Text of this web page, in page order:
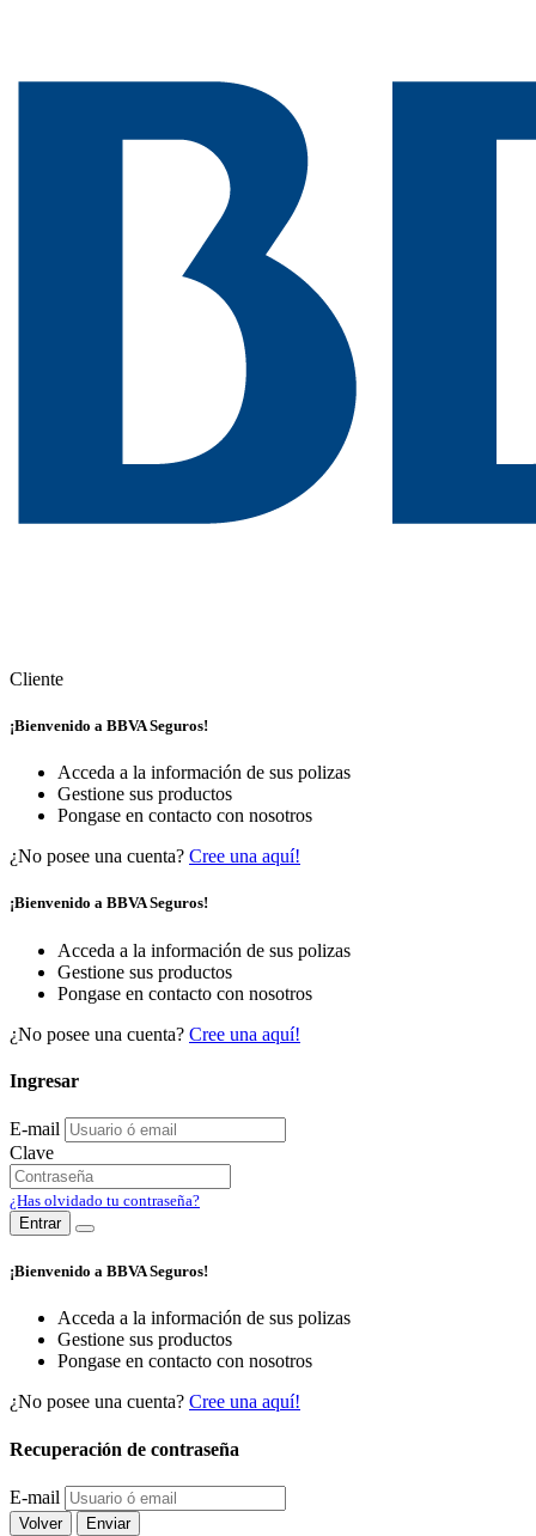
Cliente
¡Bienvenido a BBVA Seguros!
Acceda a la información de sus polizas
Gestione sus productos
Pongase en contacto con nosotros
¿No posee una cuenta? Cree una aquí!
¡Bienvenido a BBVA Seguros!
Acceda a la información de sus polizas
Gestione sus productos
Pongase en contacto con nosotros
¿No posee una cuenta? Cree una aquí!
Ingresar
E-mail
Clave
¿Has olvidado tu contraseña?
Entrar
¡Bienvenido a BBVA Seguros!
Acceda a la información de sus polizas
Gestione sus productos
Pongase en contacto con nosotros
¿No posee una cuenta? Cree una aquí!
Recuperación de contraseña
E-mail
Volver Enviar